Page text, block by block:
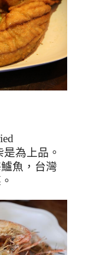
為上品。
魚，台灣